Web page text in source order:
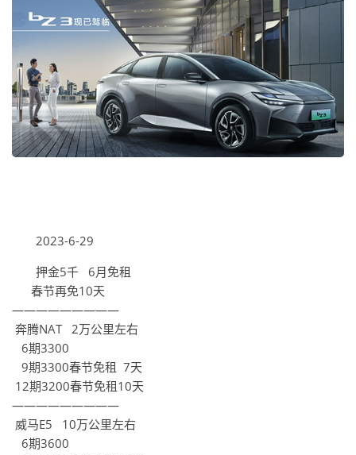
2023-6-29
押金5千 6月免租
春节再免10天
—————————
奔腾NAT 2万公里左右
6期3300
9期3300春节免租 7天
12期3200春节免租10天
—————————
威马E5 10万公里左右
6期3600